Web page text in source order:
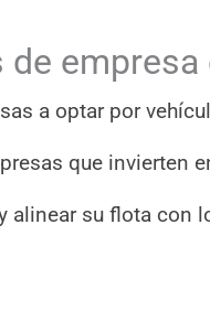
empresa
a optar por
que invierten
alinear su flota con